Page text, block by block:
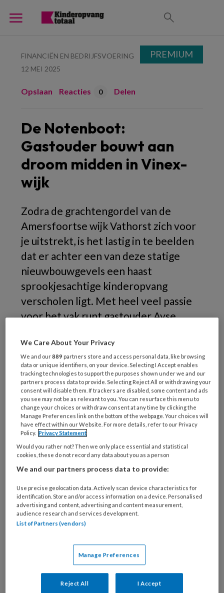
FINANCIËN EN BEDRIJFSVOERING
12 MEI 2025
Opslaan Reacties 0 Delen
De Notenboot:
Gastouder bouwt aan
droom midden in Vinex-
wijk
Zodra de grachtengordel van de
Amersfoortse wijk Vathorst zich voor
je uitstrekt, is het lastig in te beelden
dat er achter een van deze statige
nieuwbouwgevels een haast
sprookjesachtige kinderopvang
verscholen ligt. Met heel veel passie
voor het vak runt gastouder Ayse
Kinderopvang De Notenboot.
Huib Noordzij
Vandaag
REGISTREREN
Wil je dit artikel lezen?
PREMIUM
We Care About Your Privacy
We and our889 partners store and access personal data, like browsing
data or unique identifiers, on your device. Selecting I Accept enables
tracking technologies to support the purposes shown under we and our
partners process data to provide. Selecting Reject All or withdrawing your
consent will disable them. If trackers are disabled, some content and ads
you see may not be as relevant to you. You can resurface this menu to
change your choices or withdraw consent at any time by clicking the
Manage Preferences link on the bottom of the webpage. Your choices will
have effect within our Website. For more details, refer to our Privacy
Policy. Privacy Statement
Would you rather not? Then we only place essential and statistical
cookies, these do not record any data about you as a person
We and our partners process data to provide:
Use precise geolocation data. Actively scan device characteristics for
identification. Store and/or access information on a device. Personalised
advertising and content, advertising and content measurement,
audience research and services development.
List of Partners (vendors)
Manage Preferences
Reject All I Accept